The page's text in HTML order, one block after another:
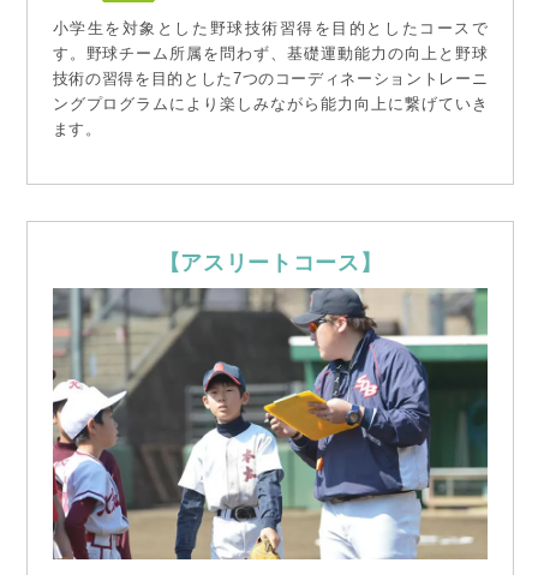
小学生を対象とした野球技術習得を目的としたコースで
す。野球チーム所属を問わず、基礎運動能力の向上と野球
技術の習得を目的とした7つのコーディネーショントレーニ
ングプログラムにより楽しみながら能力向上に繋げていき
ます。
【アスリートコース】